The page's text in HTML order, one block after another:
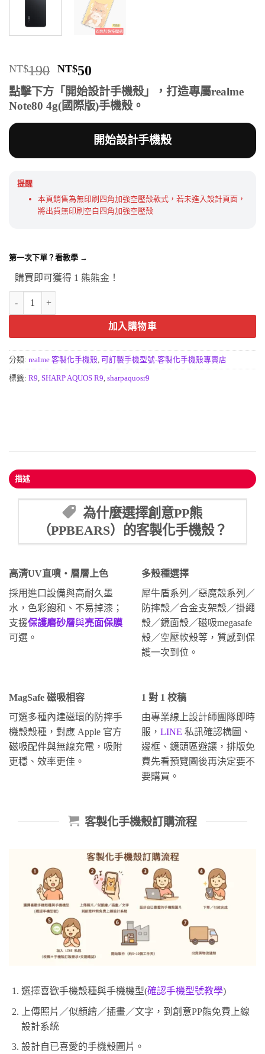
NT$190 原
始
價
格：
NT$190。
NT$50
前
價
格：
NT$50。
點擊下方「開始設計手機殼」，打造專屬realme
Note80 4g(國際版)手機殼。
開始設計手機殼
提醒
本頁銷售為無印刷四角加強空壓殼款式，若未進入設計頁面，
將出貨無印刷空白四角加強空壓殼
第一次下單？看教學 →
購買即可獲得 1 熊熊金！
加入購物車
分類: realme 客製化手機殼, 可訂製手機型號-客製化手機殼專賣店
標籤: R9, SHARP AQUOS R9, sharpaquosr9
描述
為什麼選擇創意PP熊
（PPBEARS）的客製化手機殼？
高清UV直噴・層層上色
採用進口設備與高耐久墨
水，色彩飽和、不易掉漆；
支援保護磨砂層與亮面保膜
可選。
多殼種選擇
犀牛盾系列／惡魔殼系列／
防摔殼／合金支架殼／掛繩
殼／鏡面殼／磁吸megasafe
殼／空壓軟殼等，質感到保
護一次到位。
MagSafe 磁吸相容
可選多種內建磁環的防摔手
機殼殼種，對應 Apple 官方
磁吸配件與無線充電，吸附
更穩、效率更佳。
1 對 1 校稿
由專業線上設計師團隊即時
服， LINE 私訊確認構圖、
邊框、鏡頭區避讓，排版免
費先看預覽圖後再決定要不
要購買。
客製化手機殼訂購流程
選擇喜歡手機殼種與手機機型(確認手機型號教學)
上傳照片／似顏繪／插畫／文字，到創意PP熊免費上線
設計系統
設計自已喜愛的手機殼圖片。